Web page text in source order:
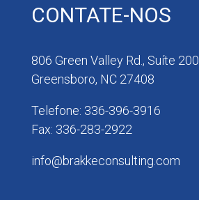
CONTATE-NOS
806 Green Valley Rd., Suíte 200
Greensboro, NC 27408
Telefone: 336-396-3916
Fax: 336-283-2922
info@brakkeconsulting.com